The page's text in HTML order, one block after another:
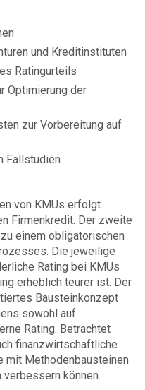
und Kreditinstituten
Ratingurteils
Optimierung der
zur Vorbereitung auf
Fallstudien
von KMUs erfolgt
Firmenkredit. Der zweite
einem obligatorischen
Die jeweilige
Rating bei KMUs
erheblich teurer ist. Der
Bausteinkonzept
sowohl auf
Rating. Betrachtet
finanzwirtschaftliche
mit Methodenbausteinen
können.